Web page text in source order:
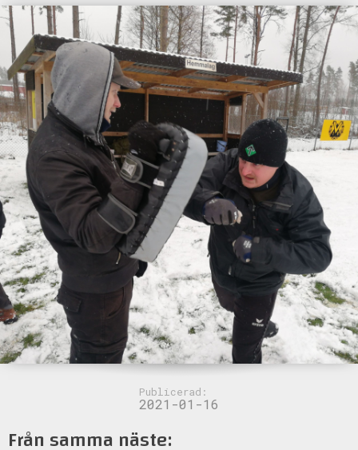
Publicerad:
2021-01-16
Från samma näste: